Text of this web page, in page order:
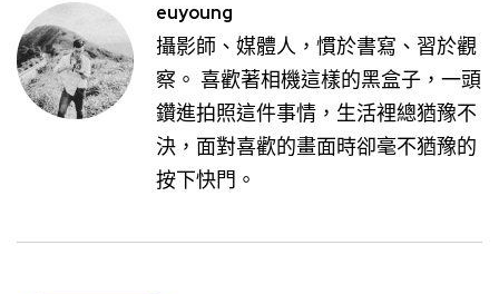
euyoung
攝影師、媒體人，慣於書寫、習於觀
察。 喜歡著相機這樣的黑盒子，一頭
鑽進拍照這件事情，生活裡總猶豫不
決，面對喜歡的畫面時卻毫不猶豫的
按下快門。